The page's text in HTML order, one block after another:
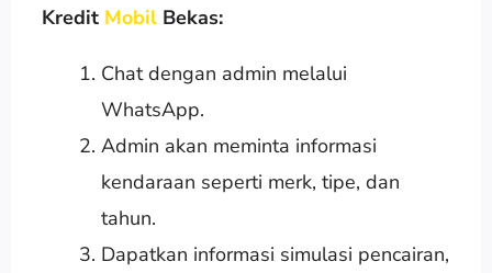
Kredit MobilBekas:
Chat dengan admin melalui
WhatsApp.
Admin akan meminta informasi
kendaraan seperti merk, tipe, dan
tahun.
Dapatkan informasi simulasi pencairan,